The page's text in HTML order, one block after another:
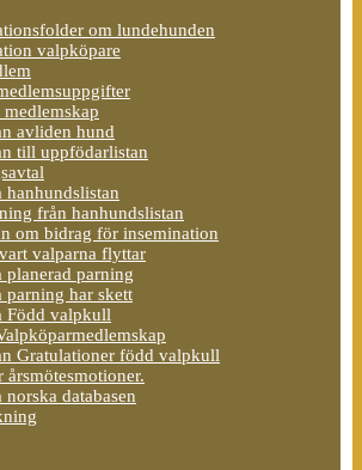
om lundehunden
valpköpare
avliden hund
till uppfödarlistan
hanhundslistan
från hanhundslistan
om bidrag för insemination
valparna flyttar
planerad parning
parning har skett
Född valpkull
Gratulationer född valpkull
norska databasen